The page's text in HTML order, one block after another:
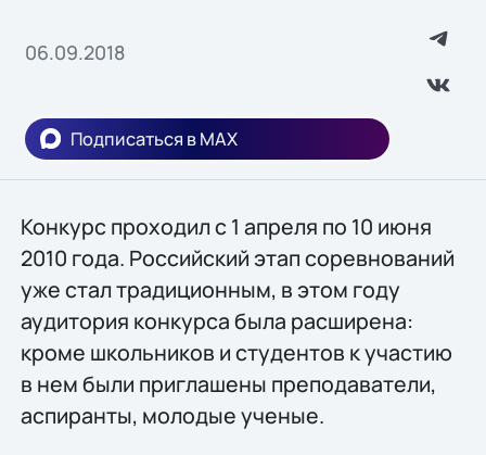
06.09.2018
Подписаться в MAX
Конкурс проходил с 1 апреля по 10 июня
2010 года. Российский этап соревнований
уже стал традиционным, в этом году
аудитория конкурса была расширена:
кроме школьников и студентов к участию
в нем были приглашены преподаватели,
аспиранты, молодые ученые.